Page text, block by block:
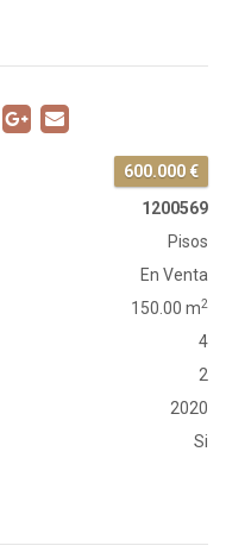
600.000 €
1200569
Pisos
En Venta
150.00 m2
4
2
2020
Si